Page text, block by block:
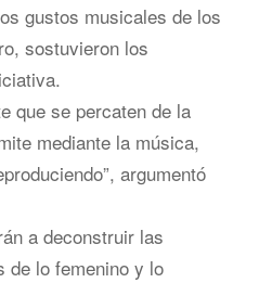
gustos musicales de los
sostuvieron los
que se percaten de la
mediante la música,
argumentó
a deconstruir las
de lo femenino y lo